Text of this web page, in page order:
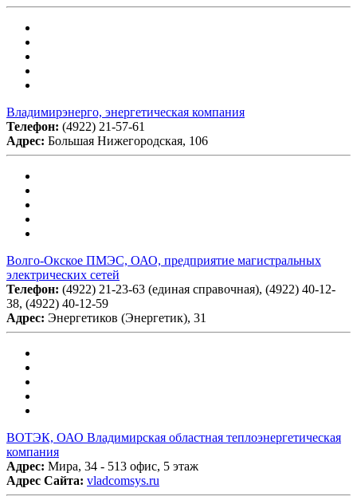
Владимирэнерго, энергетическая компания
Телефон: (4922) 21-57-61
Адрес: Большая Нижегородская, 106
Волго-Окское ПМЭС, ОАО, предприятие магистральных
электрических сетей
Телефон: (4922) 21-23-63 (единая справочная), (4922) 40-12-
38, (4922) 40-12-59
Адрес: Энергетиков (Энергетик), 31
ВОТЭК, ОАО Владимирская областная теплоэнергетическая
компания
Адрес: Мира, 34 - 513 офис, 5 этаж
Адрес Сайта: vladcomsys.ru